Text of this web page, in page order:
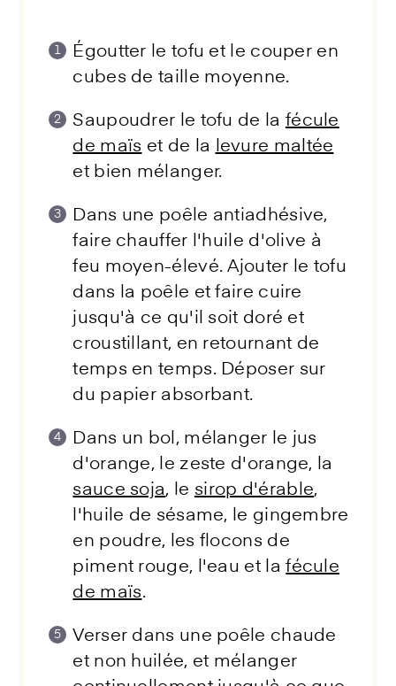
Égoutter le tofu et le couper en
cubes de taille moyenne.
Saupoudrer le tofu de la fécule
de maïs et de la
levure maltée
et bien mélanger.
Dans une poêle antiadhésive,
faire chauffer l'huile d'olive à
feu moyen-élevé. Ajouter le tofu
dans la poêle et faire cuire
jusqu'à ce qu'il soit doré et
croustillant, en retournant de
temps en temps. Déposer sur
du papier absorbant.
Dans un bol, mélanger le jus
d'orange, le zeste d'orange, la
sauce soja, le sirop d'érable,
l'huile de sésame, le gingembre
en poudre, les flocons de
piment rouge, l'eau et lafécule
de maïs.
Verser dans une poêle chaude
et non huilée, et mélanger